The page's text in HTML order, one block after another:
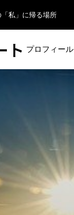
私」に帰る場所
ト プロフィール